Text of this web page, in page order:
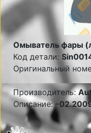
Омыватель фары
Код детали:
Оригинальный
Производитель:
Описание:-